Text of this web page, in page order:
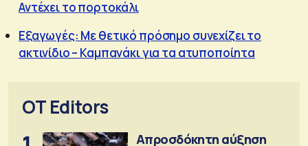
Αντέχει το πορτοκάλι
Εξαγωγές: Με θετικό πρόσημο συνεχίζει το
ακτινίδιο – Καμπανάκι για τα ατυποποίητα
OT Editors
Απροσδόκητη αύξηση